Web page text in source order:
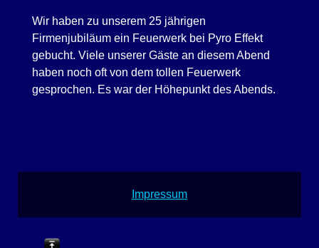
Wir haben zu unserem 25 jährigen
Firmenjubiläum ein Feuerwerk bei Pyro Effekt
gebucht. Viele unserer Gäste an diesem Abend
haben noch oft von dem tollen Feuerwerk
gesprochen. Es war der Höhepunkt des Abends.
Impressum